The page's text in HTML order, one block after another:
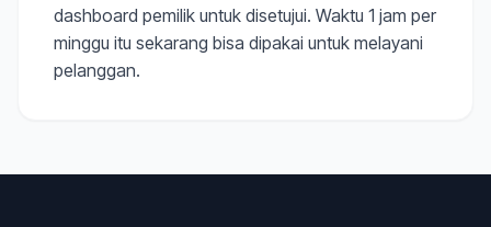
dashboard pemilik untuk disetujui. Waktu 1 jam per
minggu itu sekarang bisa dipakai untuk melayani
pelanggan.